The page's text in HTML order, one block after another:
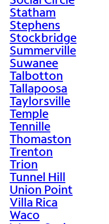
Statham
Stephens
Stockbridge
Summerville
Suwanee
Talbotton
Tallapoosa
Taylorsville
Temple
Tennille
Thomaston
Trenton
Trion
Tunnel Hill
Union Point
Villa Rica
Waco